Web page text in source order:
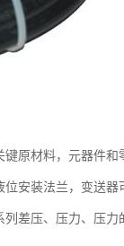
原材料，元器件和
安装法兰，变送器
差压、压力、压力